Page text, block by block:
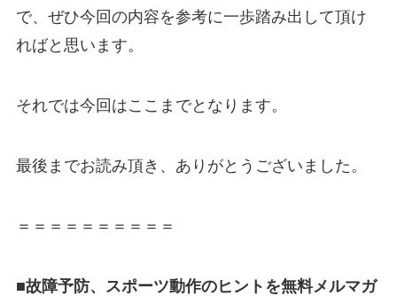
で、ぜひ今回の内容を参考に一歩踏み出して頂け
ればと思います。
それでは今回はここまでとなります。
最後までお読み頂き、ありがとうございました。
＝＝＝＝＝＝＝＝＝＝
■故障予防、スポーツ動作のヒントを無料メルマガ